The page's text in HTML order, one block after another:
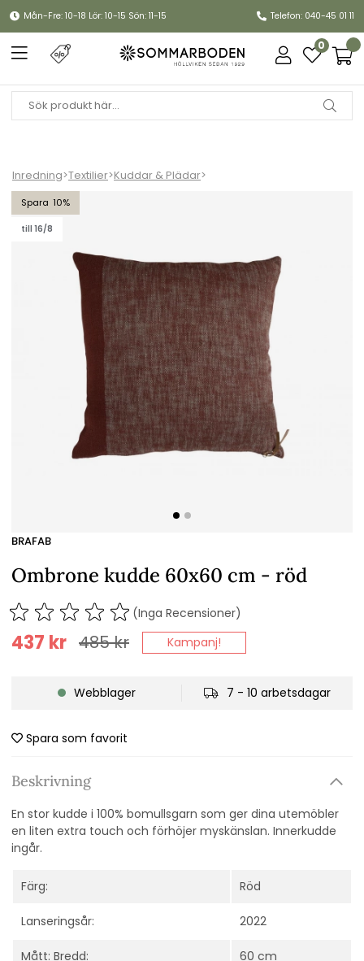
Mån-Fre: 10-18 Lör: 10-15 Sön: 11-15 Telefon: 040-45 01 11
0
Inredning>Textilier>Kuddar & Plädar>
10
till 16/8
Ombrone kudde 60x60 cm - röd
BRAFAB
Ombrone kudde 60x60 cm - röd
(Inga Recensioner)
485kr
437 kr Kampanj!
Webblager 7 - 10 arbetsdagar
Spara som favorit
Beskrivning
En stor kudde i 100% bomullsgarn som ger dina utemöbler
en liten extra touch och förhöjer myskänslan. Innerkudde
ingår.
Färg: Röd
Lanseringsår: 2022
Mått: Bredd: 60 cm